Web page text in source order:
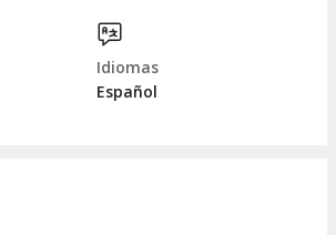
Idiomas
Español